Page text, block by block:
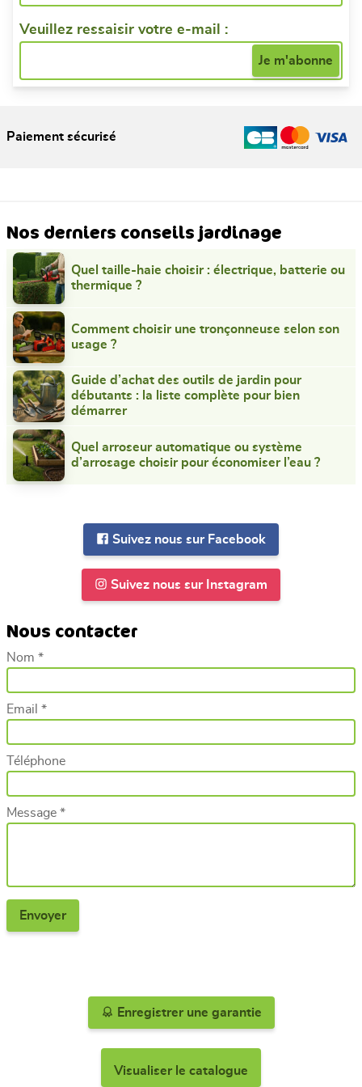
Veuillez ressaisir votre e-mail :
Paiement sécurisé
Nos derniers conseils jardinage
Quel taille-haie choisir : électrique, batterie ou
thermique ?
Comment choisir une tronçonneuse selon son
usage ?
Guide d’achat des outils de jardin pour
débutants : la liste complète pour bien
démarrer
Quel arroseur automatique ou système
d’arrosage choisir pour économiser l’eau ?
Suivez nous sur Facebook
Suivez nous sur Instagram
Nous contacter
Nom *
Email *
Téléphone
Message *
Enregistrer une garantie
Visualiser le catalogue